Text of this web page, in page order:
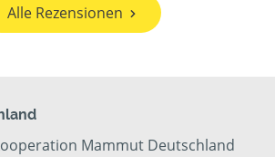
Alle Rezensionen
Mammut Deutschland